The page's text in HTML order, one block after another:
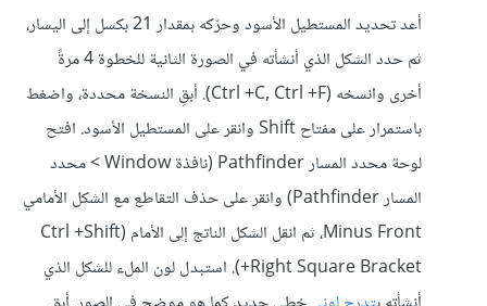
أعد تحديد المستطيل الأسود وحرّكه بمقدار 21 بكسل إلى اليسار،
ثم حدد الشكل الذي أنشأته في الصورة الثانية للخطوة 4 مرةً
أخرى وانسخه (Ctrl +C, Ctrl +F). أبقِ النسخة محددة، واضغط
باستمرار على مفتاح Shift وانقر على المستطيل الأسود. افتح
لوحة محدد المسار Pathfinder (نافذة Window > محدد
المسار Pathfinder) وانقر على حذف التقاطع مع الشكل الأمامي
Minus Front، ثم انقل الشكل الناتج إلى الأمام (Ctrl +Shift
+Right Square Bracket). استبدل لون الملء للشكل الذي